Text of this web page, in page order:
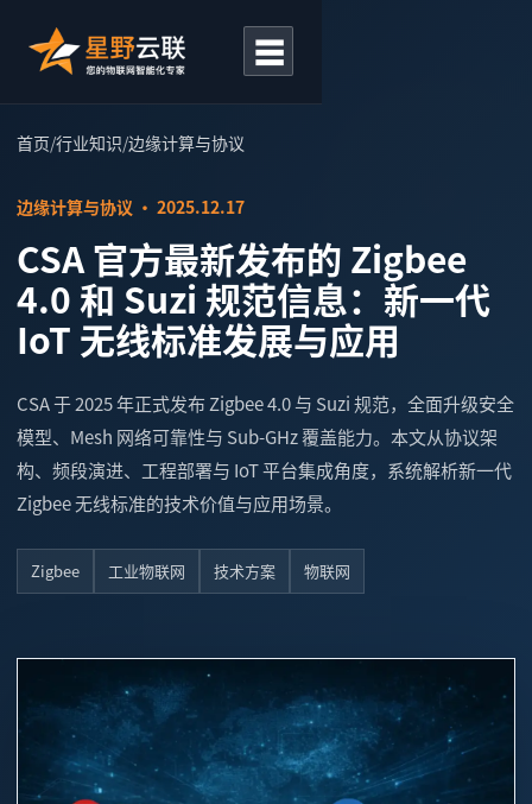
☰
首页/行业知识/边缘计算与协议
边缘计算与协议 · 2025.12.17
CSA 官方最新发布的 Zigbee
4.0 和 Suzi 规范信息：新一代
IoT 无线标准发展与应用
CSA 于 2025 年正式发布 Zigbee 4.0 与 Suzi 规范，全面升级安全
模型、Mesh 网络可靠性与 Sub-GHz 覆盖能力。本文从协议架
构、频段演进、工程部署与 IoT 平台集成角度，系统解析新一代
Zigbee 无线标准的技术价值与应用场景。
Zigbee 工业物联网 技术方案 物联网